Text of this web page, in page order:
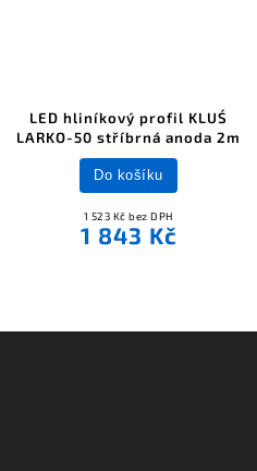
LED hliníkový profil KLUŚ
LARKO-50 stříbrná anoda 2m
1 523 Kč bez DPH
1 843 Kč
Do košíku